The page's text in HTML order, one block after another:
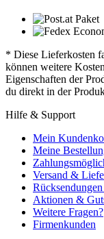
* Diese Lieferkosten
können weitere
Eigenschaften der
du direkt in der
Hilfe & Support
Mein
Meine
Versand &
Aktionen &
Weitere Fragen?
Firmenkunden